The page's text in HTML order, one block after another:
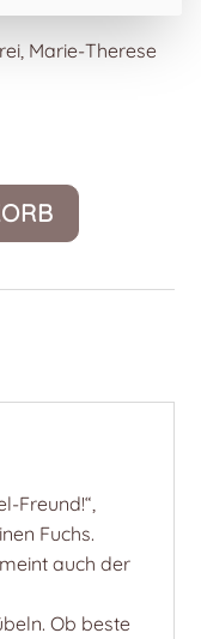
Marie-Therese
Freund!“,
Fuchs.
auch der
Ob beste